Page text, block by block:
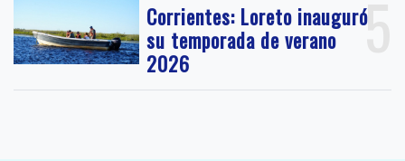
5
Corrientes: Loreto inauguró
su temporada de verano
2026